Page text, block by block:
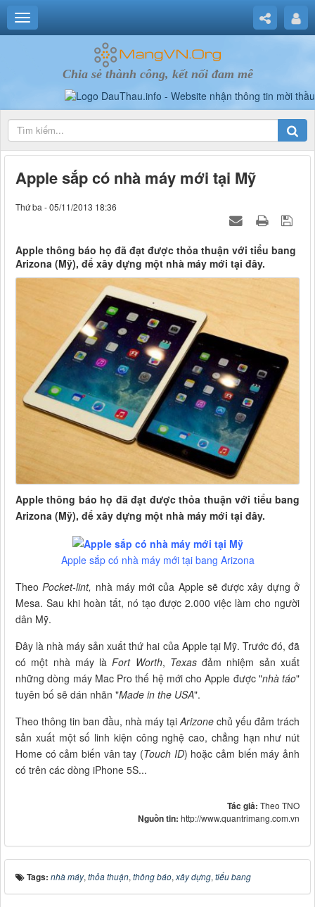
Chia sẻ thành công, kết nối đam mê
Apple sắp có nhà máy mới tại Mỹ
Thứ ba - 05/11/2013 18:36
Apple thông báo họ đã đạt được thỏa thuận với tiểu bang
Arizona (Mỹ), để xây dựng một nhà máy mới tại đây.
Apple thông báo họ đã đạt được thỏa thuận với tiểu bang
Arizona (Mỹ), để xây dựng một nhà máy mới tại đây.
Apple sắp có nhà máy mới tại bang Arizona
TheoPocket-lint, nhà máy mới của Apple sẽ được xây dựng ở
Mesa. Sau khi hoàn tất, nó tạo được 2.000 việc làm cho người
dân Mỹ.
Đây là nhà máy sản xuất thứ hai của Apple tại Mỹ. Trước đó, đã
có một nhà máy làFort Worth, Texasđảm nhiệm sản xuất
những dòng máy Mac Pro thế hệ mới cho Apple được "nhà táo"
tuyên bố sẽ dán nhãn "Made in the USA".
Theo thông tin ban đầu, nhà máy tạiArizone chủ yếu đảm trách
sản xuất một số linh kiện công nghệ cao, chẳng hạn như nút
Home có cảm biến vân tay (Touch ID) hoặc cảm biến máy ảnh
có trên các dòng iPhone 5S...
Tác giả: Theo TNO
Nguồn tin: http://www.quantrimang.com.vn
Tags: nhà máy, thỏa thuận, thông báo, xây dựng, tiểu bang